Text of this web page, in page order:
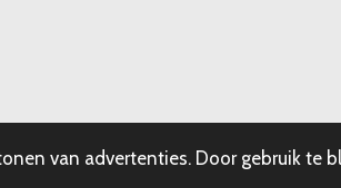
van advertenties. Door gebruik te